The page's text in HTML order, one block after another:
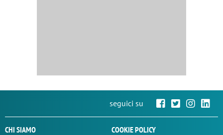
seguici su
CHI SIAMO
COOKIE POLICY